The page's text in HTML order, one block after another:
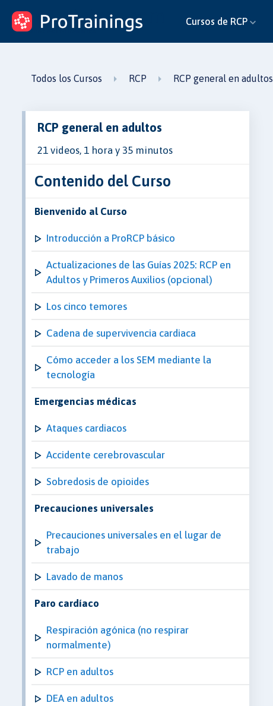
ProTrainings.com
un curso de ProTrainings
Cursos de RCP
Todos los Cursos RCP RCP general en adultos
RCP general en adultos
21 videos, 1 hora y 35 minutos
Contenido del Curso
Bienvenido al Curso
Introducción a ProRCP básico
Actualizaciones de las Guías 2025: RCP en
Adultos y Primeros Auxilios (opcional)
Los cinco temores
Cadena de supervivencia cardiaca
Cómo acceder a los SEM mediante la
tecnología
Emergencias médicas
Ataques cardiacos
Accidente cerebrovascular
Sobredosis de opioides
Precauciones universales
Precauciones universales en el lugar de
trabajo
Lavado de manos
Paro cardíaco
Respiración agónica (no respirar
normalmente)
RCP en adultos
DEA en adultos